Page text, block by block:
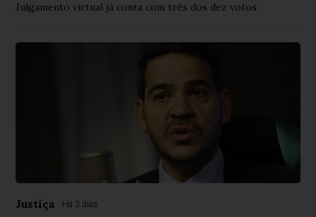
Julgamento virtual já conta com três dos dez votos
Justiça Há 3 dias